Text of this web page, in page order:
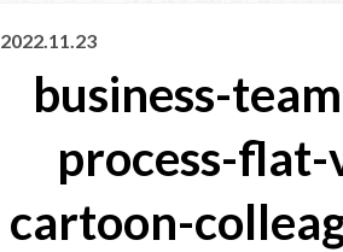
2022.11.23
business-
process-
cartoon-